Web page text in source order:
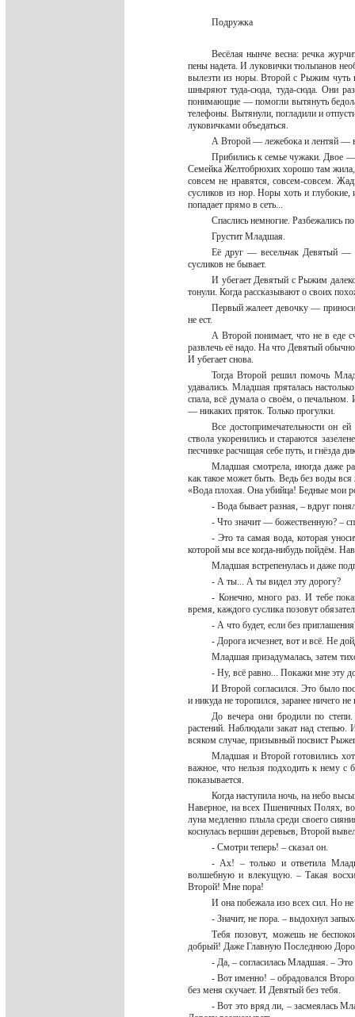
Подружка
Весёлая нынче весна: речка
пены надета. И луковички тюльпанов
вылезти из норы. Второй с Рыжим чуть
шныряют туда-сюда, туда-сюда. Они
понимающие — помогли вытянуть
телефоны. Вытянули, погладили и
луковичками объедаться.
А Второй — лежебока и лентяй —
Прибились к семье чужаки. Двое
Семейка Желтобрюхих хорошо там
совсем не нравятся, совсем-совсем.
сусликов из нор. Норы хоть и
попадает прямо в сеть...
Спаслись немногие. Разбежались
Грустит Младшая.
Её друг — весельчак Девятый —
сусликов не бывает.
И убегает Девятый с Рыжим
тонули. Когда рассказывают о своих
Первый жалеет девочку —
не ест.
А Второй понимает, что не в еде
развлечь её надо. На что Девятый
И убегает снова.
Тогда Второй решил помочь
удавались. Младшая пряталась
спала, всё думала о своём, о
— никаких пряток. Только прогулки.
Все достопримечательности он
ствола укоренились и стараются
песчинке расчищая себе путь, и гнёзда
Младшая смотрела, иногда даже
как такое может быть. Ведь без воды
«Вода плохая. Она убийца! Бедные мои
- Вода бывает разная, – вдруг
- Что значит — божественную? –
- Это та самая вода, которая
которой мы все когда-нибудь пойдём.
Младшая встрепенулась и даже
- А ты... А ты видел эту дорогу?
- Конечно, много раз. И тебе
время, каждого суслика позовут
- А что будет, если без
- Дорога исчезнет, вот и всё. Не
Младшая призадумалась, затем
- Ну, всё равно... Покажи мне эту
И Второй согласился. Это было
и никуда не торопился, заранее ничего
До вечера они бродили по
растений. Наблюдали закат над
всяком случае, призывный посвист
Младшая и Второй готовились
важное, что нельзя подходить к нему
показывается.
Когда наступила ночь, на небо
Наверное, на всех Пшеничных Полях, во
луна медленно плыла среди своего
коснулась вершин деревьев, Второй
- Смотри теперь! – сказал он.
- Ах! – только и ответила
волшебную и влекущую. – Такая
Второй! Мне пора!
И она побежала изо всех сил. Но
- Значит, не пора. – выдохнул
Тебя позовут, можешь не
добрый! Даже Главную Последнюю
- Да, – согласилась Младшая. – Это
- Вот именно! – обрадовался
без меня скучает. И Девятый без тебя.
- Вот это вряд ли, – засмеялась